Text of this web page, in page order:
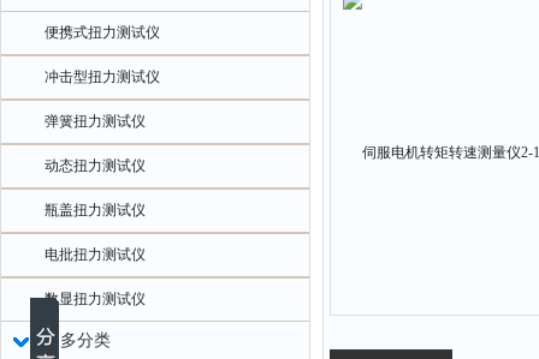
便携式扭力测试仪
冲击型扭力测试仪
弹簧扭力测试仪
动态扭力测试仪
瓶盖扭力测试仪
电批扭力测试仪
数显扭力测试仪
更多分类